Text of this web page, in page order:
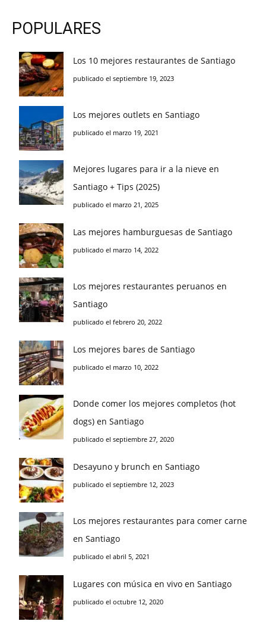
POPULARES
Los 10 mejores restaurantes de Santiago
publicado el septiembre 19, 2023
Los mejores outlets en Santiago
publicado el marzo 19, 2021
Mejores lugares para ir a la nieve en
Santiago + Tips (2025)
publicado el marzo 21, 2025
Las mejores hamburguesas de Santiago
publicado el marzo 14, 2022
Los mejores restaurantes peruanos en
Santiago
publicado el febrero 20, 2022
Los mejores bares de Santiago
publicado el marzo 10, 2022
Donde comer los mejores completos (hot
dogs) en Santiago
publicado el septiembre 27, 2020
Desayuno y brunch en Santiago
publicado el septiembre 12, 2023
Los mejores restaurantes para comer carne
en Santiago
publicado el abril 5, 2021
Lugares con música en vivo en Santiago
publicado el octubre 12, 2020